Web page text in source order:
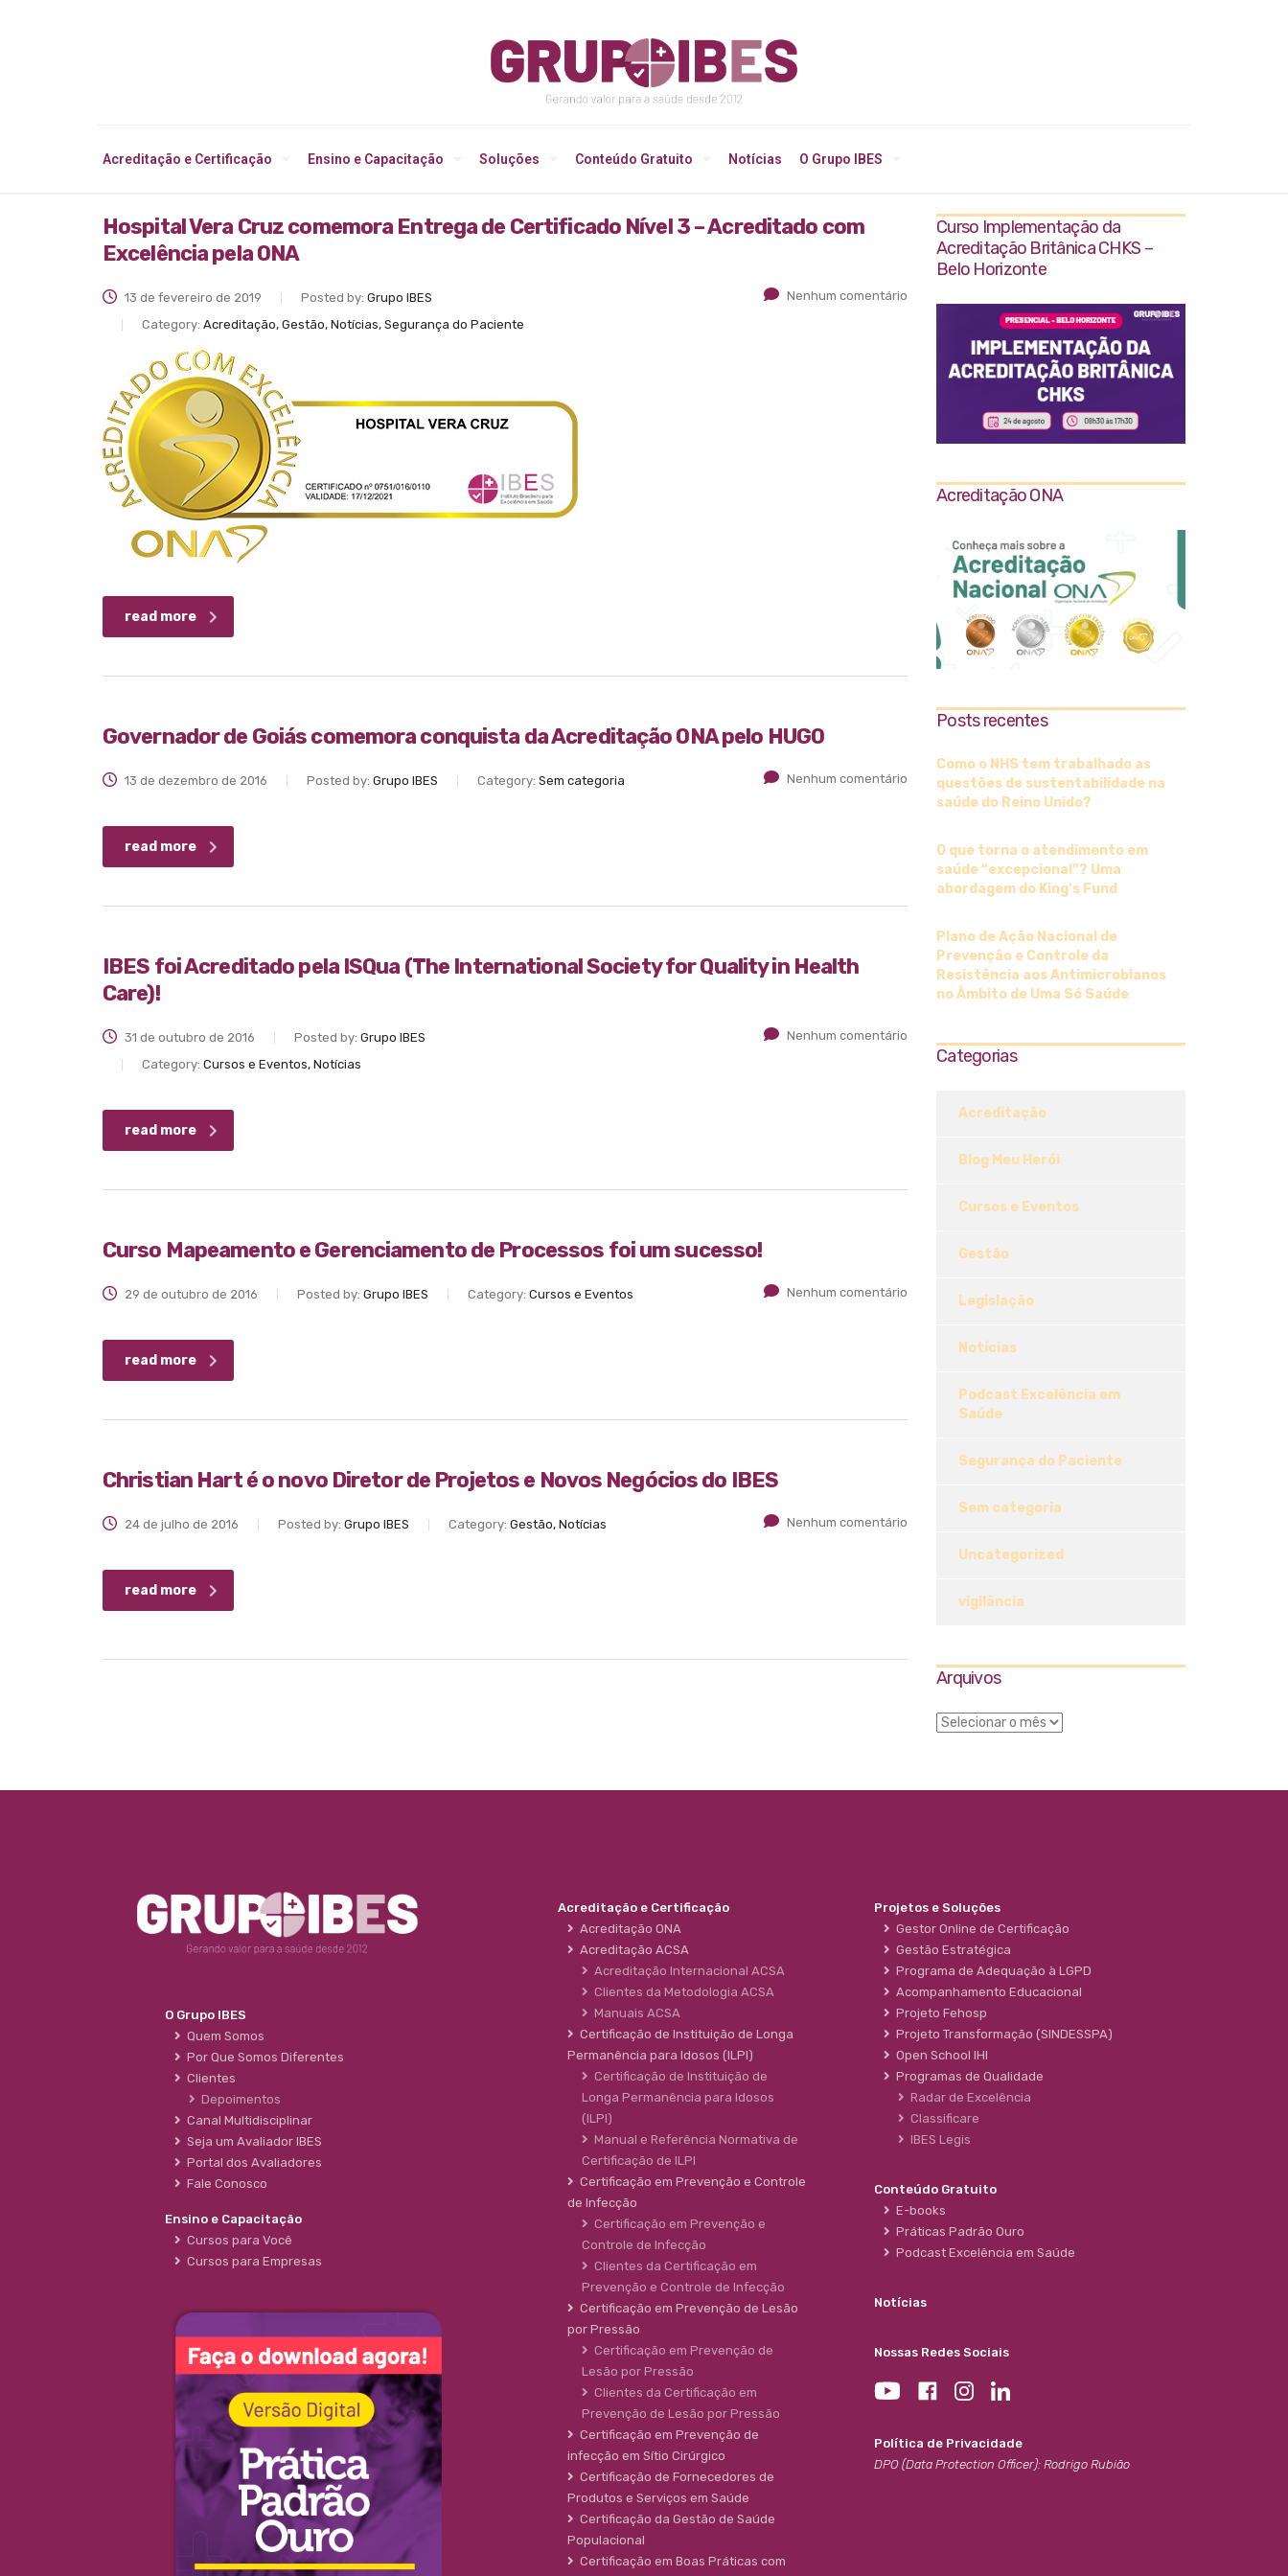
Acreditação e Certificação Ensino e Capacitação Soluções Conteúdo Gratuito Notícias O Grupo IBES
Hospital Vera Cruz comemora Entrega de Certificado Nível 3 – Acreditado com
Excelência pela ONA
13 de fevereiro de 2019 Posted by: Grupo IBES
Category: Acreditação, Gestão, Notícias, Segurança do Paciente
Nenhum comentário
read more
Governador de Goiás comemora conquista da Acreditação ONA pelo HUGO
13 de dezembro de 2016 Posted by: Grupo IBES Category: Sem categoria Nenhum comentário
read more
IBES foi Acreditado pela ISQua (The International Society for Quality in Health
Care)!
31 de outubro de 2016 Posted by: Grupo IBES
Category: Cursos e Eventos, Notícias
Nenhum comentário
read more
Curso Mapeamento e Gerenciamento de Processos foi um sucesso!
29 de outubro de 2016 Posted by: Grupo IBES Category: Cursos e Eventos Nenhum comentário
read more
Christian Hart é o novo Diretor de Projetos e Novos Negócios do IBES
24 de julho de 2016 Posted by: Grupo IBES Category: Gestão, Notícias Nenhum comentário
read more
Curso Implementação da
Acreditação Britânica CHKS –
Belo Horizonte
Acreditação ONA
Posts recentes
Como o NHS tem trabalhado as
questões de sustentabilidade na
saúde do Reino Unido?
O que torna o atendimento em
saúde “excepcional”? Uma
abordagem do King’s Fund
Plano de Ação Nacional de
Prevenção e Controle da
Resistência aos Antimicrobianos
no Âmbito de Uma Só Saúde
Categorias
Acreditação
Blog Meu Herói
Cursos e Eventos
Gestão
Legislação
Notícias
Podcast Excelência em
Saúde
Segurança do Paciente
Sem categoria
Uncategorized
vigilância
Arquivos
O Grupo IBES
Quem Somos
Por Que Somos Diferentes
Clientes
Depoimentos
Canal Multidisciplinar
Seja um Avaliador IBES
Portal dos Avaliadores
Fale Conosco
Ensino e Capacitação
Cursos para Você
Cursos para Empresas
Acreditação e Certificação
Acreditação ONA
Acreditação ACSA
Acreditação Internacional ACSA
Clientes da Metodologia ACSA
Manuais ACSA
Certificação de Instituição de Longa
Permanência para Idosos (ILPI)
Certificação de Instituição de
Longa Permanência para Idosos
(ILPI)
Manual e Referência Normativa de
Certificação de ILPI
Certificação em Prevenção e Controle
de Infecção
Certificação em Prevenção e
Controle de Infecção
Clientes da Certificação em
Prevenção e Controle de Infecção
Certificação em Prevenção de Lesão
por Pressão
Certificação em Prevenção de
Lesão por Pressão
Clientes da Certificação em
Prevenção de Lesão por Pressão
Certificação em Prevenção de
infecção em Sítio Cirúrgico
Certificação de Fornecedores de
Produtos e Serviços em Saúde
Certificação da Gestão de Saúde
Populacional
Certificação em Boas Práticas com
Projetos e Soluções
Gestor Online de Certificação
Gestão Estratégica
Programa de Adequação à LGPD
Acompanhamento Educacional
Projeto Fehosp
Projeto Transformação (SINDESSPA)
Open School IHI
Programas de Qualidade
Radar de Excelência
Classificare
IBES Legis
Conteúdo Gratuito
E-books
Práticas Padrão Ouro
Podcast Excelência em Saúde
Notícias
Nossas Redes Sociais
Política de Privacidade
DPO (Data Protection Officer): Rodrigo Rubião